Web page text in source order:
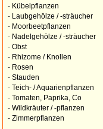
- Kübelpflanzen
-
Laubgehölze / -sträucher
- Moorbeetpflanzen
- Nadelgehölze / -sträucher
- Obst
- Rhizome / Knollen
- Rosen
- Stauden
- Teich- / Aquarienpflanzen
- Tomaten, Paprika, Co
- Wildkräuter / -pflanzen
- Zimmerpflanzen